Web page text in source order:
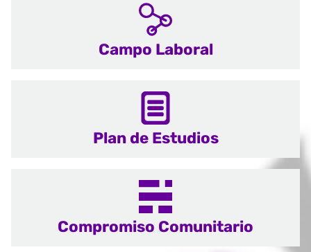
Campo Laboral
Plan de Estudios
Compromiso Comunitario